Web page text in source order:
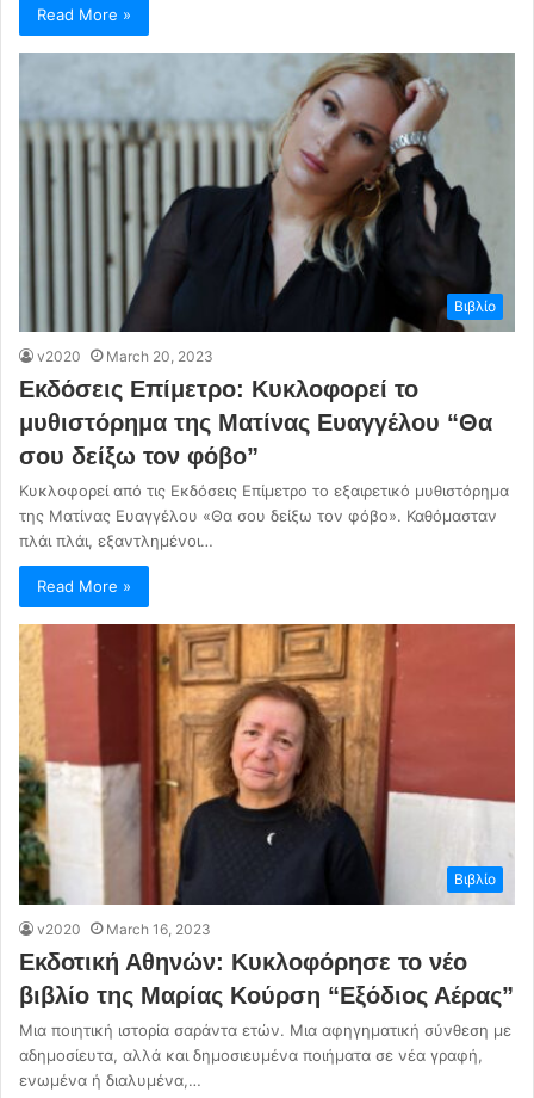
Read More »
Βιβλίο
v2020 March 20, 2023
Εκδόσεις Επίμετρο: Κυκλοφορεί το
μυθιστόρημα της Ματίνας Ευαγγέλου “Θα
σου δείξω τον φόβο”
Κυκλοφορεί από τις Εκδόσεις Επίμετρο το εξαιρετικό μυθιστόρημα
της Ματίνας Ευαγγέλου «Θα σου δείξω τον φόβο». Καθόμασταν
πλάι πλάι, εξαντλημένοι…
Read More »
Βιβλίο
v2020 March 16, 2023
Εκδοτική Αθηνών: Κυκλοφόρησε το νέο
βιβλίο της Μαρίας Κούρση “Εξόδιος Αέρας”
Μια ποιητική ιστορία σαράντα ετών. Μια αφηγηματική σύνθεση με
αδημοσίευτα, αλλά και δημοσιευμένα ποιήματα σε νέα γραφή,
ενωμένα ή διαλυμένα,…